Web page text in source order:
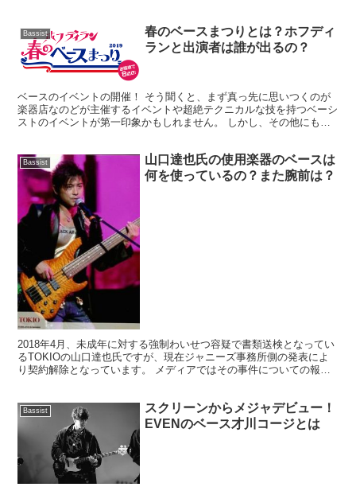
Bassist
春のベースまつりとは？ホフディ
ランと出演者は誰が出るの？
ベースのイベントの開催！ そう聞くと、まず真っ先に思いつくのが
楽器店なのどが主催するイベントや超絶テクニカルな技を持つベーシ
ストのイベントが第一印象かもしれません。 しかし、その他にもベ
Bassist
山口達也氏の使用楽器のベースは
何を使っているの？また腕前は？
2018年4月、未成年に対する強制わいせつ容疑で書類送検となってい
るTOKIOの山口達也氏ですが、現在ジャニーズ事務所側の発表によ
り契約解除となっています。 メディアではその事件についての報道
Bassist
スクリーンからメジャデビュー！
EVENのベース才川コージとは